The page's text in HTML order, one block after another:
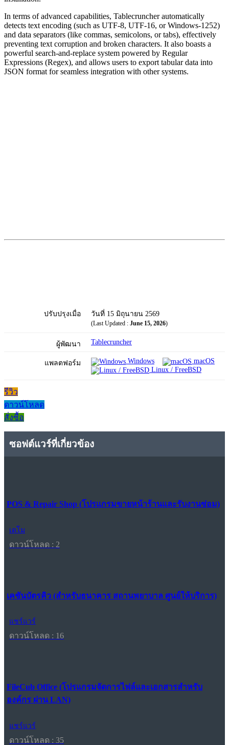
In terms of advanced capabilities, Tablecruncher automatically
detects text encoding (such as UTF-8, UTF-16, or Windows-1252)
and data separators (like commas, semicolons, or tabs), effectively
preventing text corruption and broken characters. It also boasts a
powerful search-and-replace system powered by Regular
Expressions (Regex), and allows users to export tabular data into
JSON format for seamless integration with other systems.
ปรับปรุงเมื่อ วันที่ 15 มิถุนายน 2569
(Last Updated : June 15, 2026)
ผู้พัฒนา Tablecruncher
แพลตฟอร์ม Windows
macOS
Linux / FreeBSD
รีวิว
ดาวน์โหลด
สั่งซื้อ
ซอฟต์แวร์ที่เกี่ยวข้อง
POS & Repair Shop (โปรแกรมขายหน้าร้านและรับงานซ่อม)
เดโม
ดาวน์โหลด : 2
เคชันบัตรคิว (สำหรับธนาคาร สถานพยาบาล ศูนย์ให้บริการ)
แชร์แวร์
ดาวน์โหลด : 16
FileCub Office (โปรแกรมจัดการไฟล์และเอกสารสำหรับ
องค์กร ผ่าน LAN)
แชร์แวร์
ดาวน์โหลด : 35